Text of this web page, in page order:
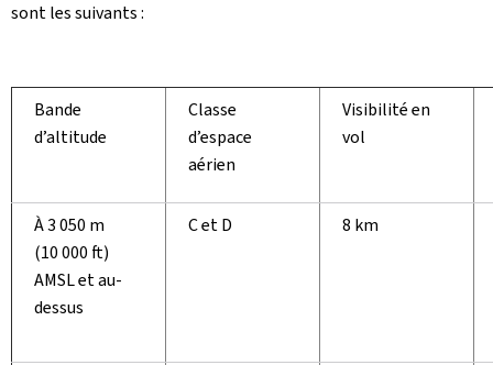
sont les suivants :
Bande
d’altitude
Classe
d’espace
aérien
Visibilité en
vol
À 3 050 m
(10 000 ft)
AMSL et au-
dessus
C et D 8 km